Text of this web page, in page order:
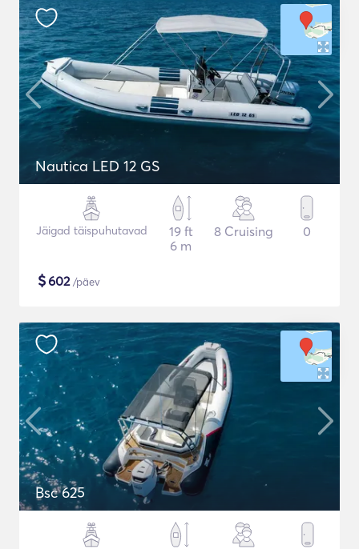
Nautica LED 12 GS
Jäigad täispuhutavad
19 ft
6 m
8 Cruising 0
$602/päev
Bsc 625